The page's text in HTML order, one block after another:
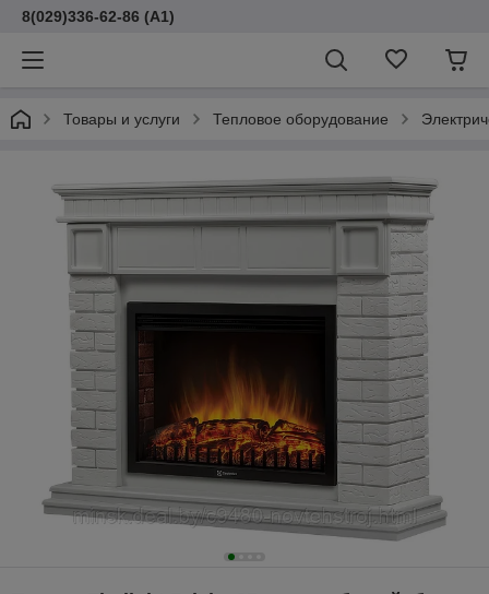
8(029)336-62-86 (A1)
Товары и услуги Тепловое оборудование